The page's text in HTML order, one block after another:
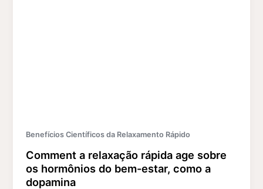
Benefícios Científicos da Relaxamento Rápido
Comment a relaxação rápida age sobre
os hormônios do bem-estar, como a
dopamina